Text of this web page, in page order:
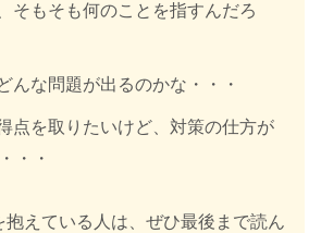
そもそも何のことを指すんだろ
んな問題が出るのかな・・・
点を取りたいけど、対策の仕方が
・・
抱えている人は、ぜひ最後まで読ん